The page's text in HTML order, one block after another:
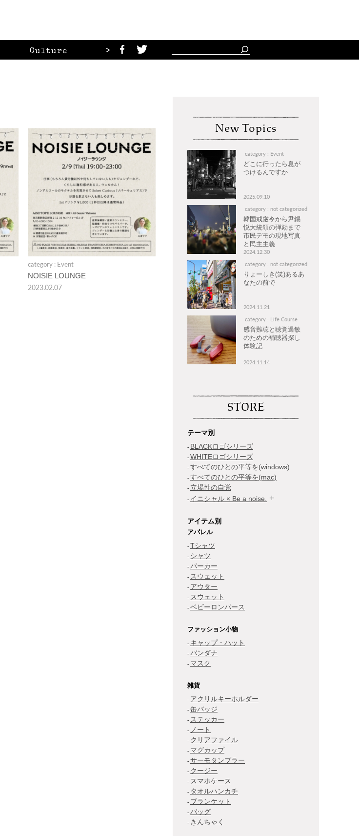
Culture Looks
>
category : Event
NOISIE LOUNGE
2023.02.07
New Topics
category : Event
どこに行ったら息が
つけるんですか
2025.09.10
category : not categorized
韓国戒厳令から尹錫
悦大統領の弾劾まで
市民デモの現地写真
と民主主義
2024.12.30
category : not categorized
りょーしき(笑)あるあ
なたの前で
2024.11.21
category : Life Course
感音難聴と聴覚過敏
のための補聴器探し
体験記
2024.11.14
STORE
テーマ別
BLACKロゴシリーズ
WHITEロゴシリーズ
すべてのひとの平等を(windows)
すべてのひとの平等を(mac)
立場性の自覚
イニシャル × Be a noise.
アイテム別
アパレル
Tシャツ
シャツ
パーカー
スウェット
アウター
スウェット
ベビーロンパース
ファッション小物
キャップ・ハット
バンダナ
マスク
雑貨
アクリルキーホルダー
缶バッジ
ステッカー
ノート
クリアファイル
マグカップ
サーモタンブラー
クージー
スマホケース
タオルハンカチ
ブランケット
バッグ
きんちゃく